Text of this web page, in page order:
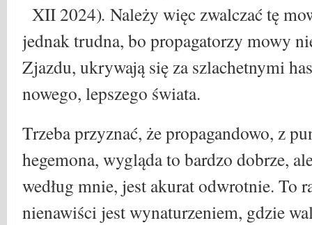
XII 2024). Należy więc zwalczać tę
jednak trudna, bo propagatorzy mowy
Zjazdu, ukrywają się za szlachetnymi
nowego, lepszego świata.
Trzeba przyznać, że propagandowo, z
hegemona, wygląda to bardzo dobrze,
według mnie, jest akurat odwrotnie. To
nienawiści jest wynaturzeniem, gdzie